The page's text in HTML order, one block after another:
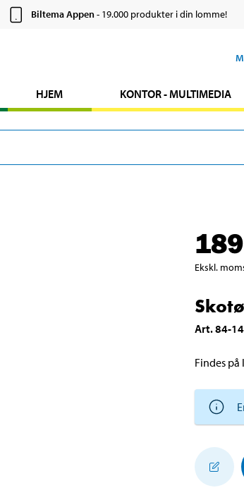
Biltema Appen- 19.000 produkter i din lomme!
HJEM KONTOR - MULTIMEDIA
189
Ekskl.
Art.84-
Findes på